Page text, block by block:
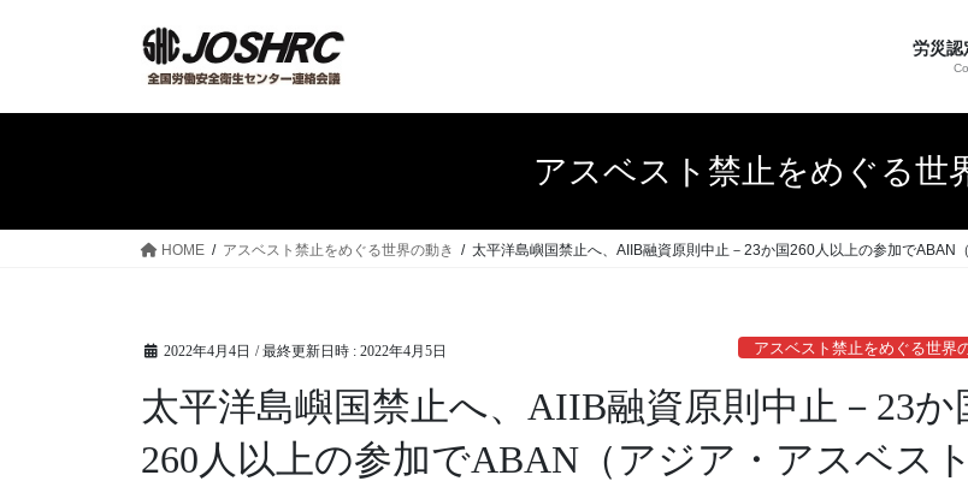
労災認
アスベスト禁止をめぐる世
HOME アスベスト禁止をめぐる世界の動き 太平洋島嶼国禁止へ、AIIB融資原則中止－23か国260人以上の参加で
2022年4月4日 / 最終更新日時 : 2022年4月5日 アスベスト禁止をめぐる世界
太平洋島嶼国禁止へ、AIIB融資原則中止－23か
260人以上の参加でABAN（アジア・アスベス